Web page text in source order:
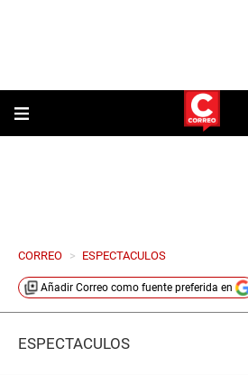
CORREO > ESPECTACULOS
Añadir Correo como fuente preferida en
ESPECTÁCULOS